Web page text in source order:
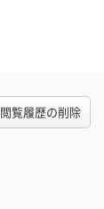
閲覧履歴の削除